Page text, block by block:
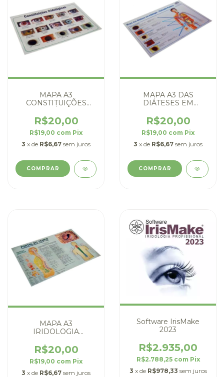
MAPA A3
CONSTITUIÇÕES
DIGITAL
R$20,00
R$19,00 com Pix
3 x de R$6,67 sem juros
MAPA A3 DAS
DIÁTESES EM
DIGITAL
R$20,00
R$19,00 com Pix
3 x de R$6,67 sem juros
MAPA A3
IRIDOLOGIA
TEMPO
(CRONORISCHIO) -
DIGITAL
R$20,00
R$19,00 com Pix
3 x de R$6,67 sem juros
Software IrisMake
2023
R$2.935,00
R$2.788,25 com Pix
3 x de R$978,33 sem juros